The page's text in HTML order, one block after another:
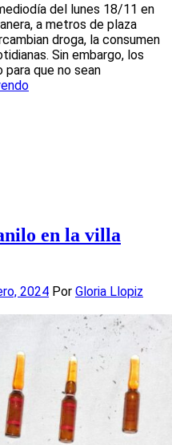
del lunes 18/11 en
a metros de plaza
droga, la consumen
Sin embargo, los
para que no sean
en la villa
2024 Por Gloria Llopiz